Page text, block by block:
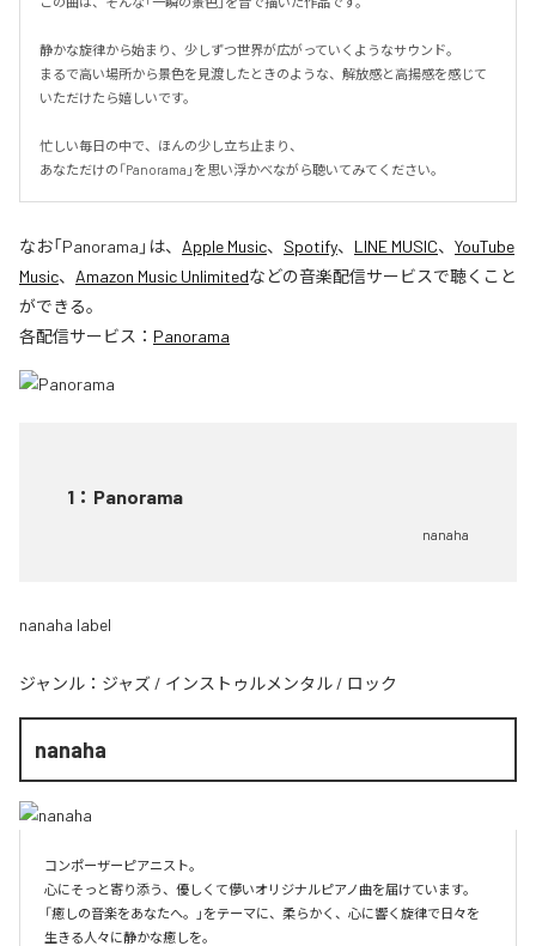
静かな旋律から始まり、少しずつ世界が広がっていくようなサウンド。
まるで高い場所から景色を見渡したときのような、解放感と高揚感を感じて
いただけたら嬉しいです。
忙しい毎日の中で、ほんの少し立ち止まり、
あなただけの「Panorama」を思い浮かべながら聴いてみてください。
なお「Panorama 」は、 Apple Music、 Spotify、 LINE MUSIC、 YouTube
Music、 Amazon Music Unlimitedなどの音楽配信サービスで聴くこと
ができる。
各配信サービス： Panorama
1 ： Panorama
nanaha
nanaha label
ジャンル： ジャズ / インストゥルメンタル / ロック
nanaha
コンポーザーピアニスト。
心にそっと寄り添う、優しくて儚いオリジナルピアノ曲を届けています。
「癒しの音楽をあなたへ。」をテーマに、柔らかく、心に響く旋律で日々を
生きる人々に静かな癒しを。